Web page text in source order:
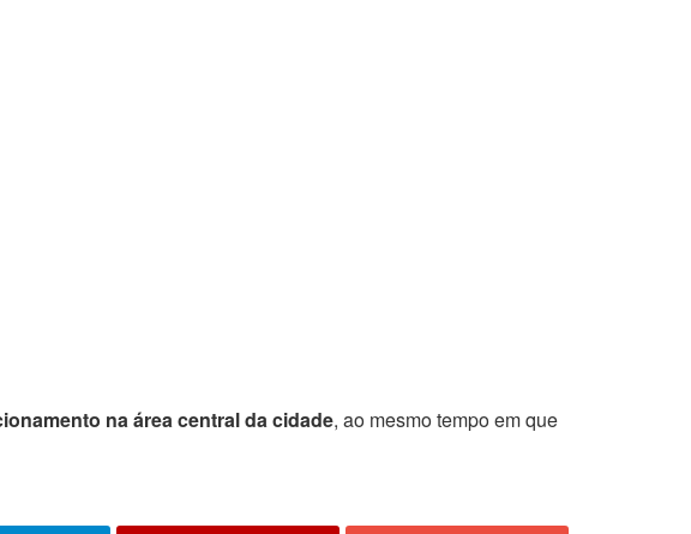
na área central da cidade, ao mesmo tempo em que